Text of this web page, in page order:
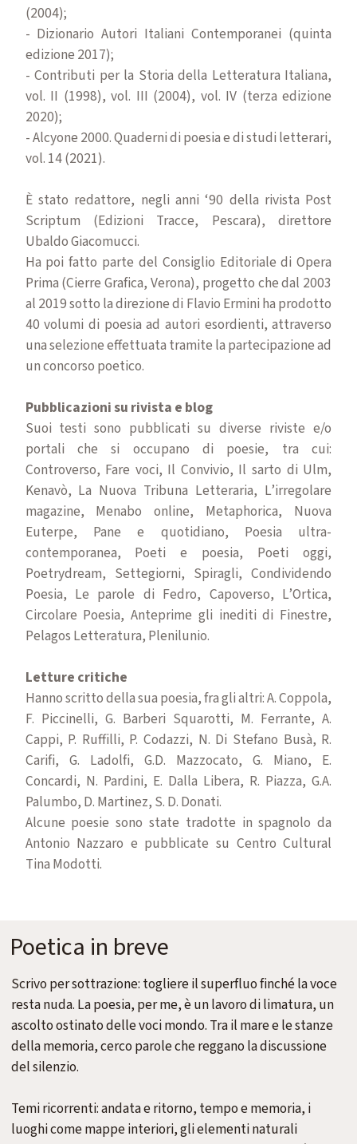
(2004);
- Dizionario Autori Italiani Contemporanei (quinta
edizione 2017);
- Contributi per la Storia della Letteratura Italiana,
vol. II (1998), vol. III (2004), vol. IV (terza edizione
2020);
- Alcyone 2000. Quaderni di poesia e di studi letterari,
vol. 14 (2021).
È stato redattore, negli anni ‘90 della rivista Post
Scriptum (Edizioni Tracce, Pescara), direttore
Ubaldo Giacomucci.
Ha poi fatto parte del Consiglio Editoriale di Opera
Prima (Cierre Grafica, Verona), progetto che dal 2003
al 2019 sotto la direzione di Flavio Ermini ha prodotto
40 volumi di poesia ad autori esordienti, attraverso
una selezione effettuata tramite la partecipazione ad
un concorso poetico.
Pubblicazioni su rivista e blog
Suoi testi sono pubblicati su diverse riviste e/o
portali che si occupano di poesie, tra cui:
Controverso, Fare voci, Il Convivio, Il sarto di Ulm,
Kenavò, La Nuova Tribuna Letteraria, L’irregolare
magazine, Menabo online, Metaphorica, Nuova
Euterpe, Pane e quotidiano, Poesia ultra-
contemporanea, Poeti e poesia, Poeti oggi,
Poetrydream, Settegiorni, Spiragli, Condividendo
Poesia, Le parole di Fedro, Capoverso, L’Ortica,
Circolare Poesia, Anteprime gli inediti di Finestre,
Pelagos Letteratura, Plenilunio.
Letture critiche
Hanno scritto della sua poesia, fra gli altri: A. Coppola,
F. Piccinelli, G. Barberi Squarotti, M. Ferrante, A.
Cappi, P. Ruffilli, P. Codazzi, N. Di Stefano Busà, R.
Carifi, G. Ladolfi, G.D. Mazzocato, G. Miano, E.
Concardi, N. Pardini, E. Dalla Libera, R. Piazza, G.A.
Palumbo, D. Martinez, S. D. Donati.
Alcune poesie sono state tradotte in spagnolo da
Antonio Nazzaro e pubblicate su Centro Cultural
Tina Modotti.
Poetica in breve
Scrivo per sottrazione: togliere il superfluo finché la voce
resta nuda. La poesia, per me, è un lavoro di limatura, un
ascolto ostinato delle voci mondo. Tra il mare e le stanze
della memoria, cerco parole che reggano la discussione
del silenzio.
Temi ricorrenti: andata e ritorno, tempo e memoria, i
luoghi come mappe interiori, gli elementi naturali